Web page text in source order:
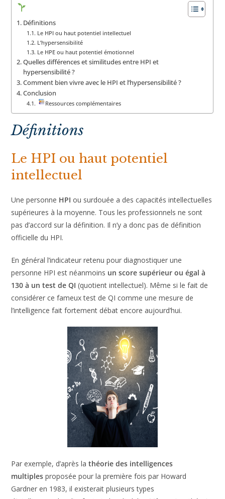
rythme)
Définitions
Le HPI ou haut potentiel intellectuel
L’hypersensibilité
Le HPE ou haut potentiel émotionnel
Quelles différences et similitudes entre HPI et
hypersensibilité ?
Comment bien vivre avec le HPI et l’hypersensibilité ?
Conclusion
Ressources complémentaires
Définitions
Le HPI ou haut potentiel
intellectuel
Une personne HPI ou surdouée a des capacités
intellectuelles supérieures à la moyenne. Tous les
professionnels ne sont pas d’accord sur la définition. Il n’y a
donc pas de définition officielle du HPI.
En général l’indicateur retenu pour diagnostiquer une
personne HPI est néanmoins un score supérieur ou égal à
130 à un test de QI (quotient intellectuel). Même si le fait
de considérer ce fameux test de QI comme une mesure de
l’intelligence fait fortement débat encore aujourd’hui.
Par exemple, d’après la théorie des intelligences
multiplesproposée pour la première fois par Howard
Gardner en 1983, il existerait plusieurs types